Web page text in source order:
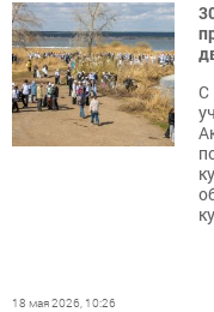
С
18 мая 2026, 10:26